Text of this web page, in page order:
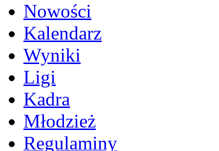
Nowości
Kalendarz
Wyniki
Ligi
Kadra
Młodzież
Regulaminy